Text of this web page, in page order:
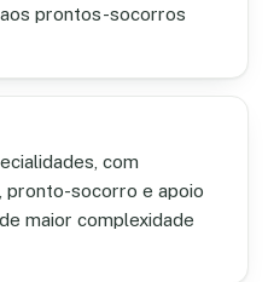
prontos-socorros
com
pronto-socorro e apoio
maior complexidade